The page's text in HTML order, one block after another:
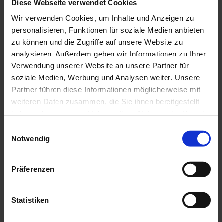
Diese Webseite verwendet Cookies
Wir verwenden Cookies, um Inhalte und Anzeigen zu
personalisieren, Funktionen für soziale Medien anbieten
zu können und die Zugriffe auf unsere Website zu
analysieren. Außerdem geben wir Informationen zu Ihrer
Verwendung unserer Website an unsere Partner für
soziale Medien, Werbung und Analysen weiter. Unsere
Partner führen diese Informationen möglicherweise mit
weiteren Daten zusammen, die Sie ihnen bereitgestellt
Notwendig
Präferenzen
Statistiken
SuperCoop erhält Gründungsförderung
Sozialunternehmen baut in Berlin einen
gehört
Skyseed überzeugt GründungsBONUS von
Innovative Drohnentechnik im Kampf